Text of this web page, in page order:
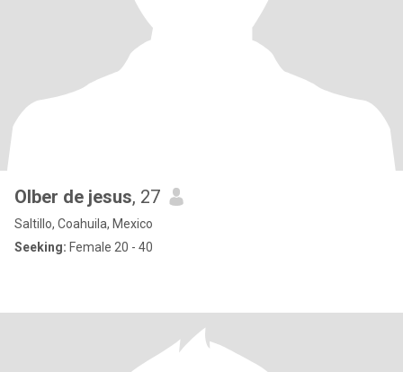
Olber de jesus, 27
Saltillo, Coahuila, Mexico
Seeking: Female 20 - 40